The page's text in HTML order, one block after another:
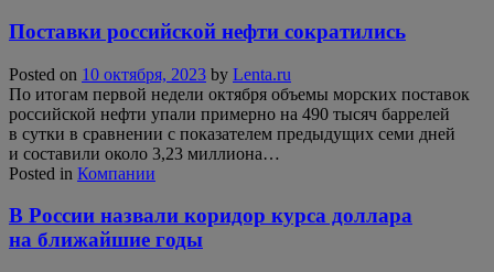
Поставки российской нефти сократились
Posted on 10 октября, 2023 by Lenta.ru
По итогам первой недели октября объемы морских поставок
российской нефти упали примерно на 490 тысяч баррелей
в сутки в сравнении с показателем предыдущих семи дней
и составили около 3,23 миллиона…
Posted in Компании
В России назвали коридор курса доллара
на ближайшие годы